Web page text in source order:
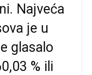
Najveća
je u
glasalo
% ili